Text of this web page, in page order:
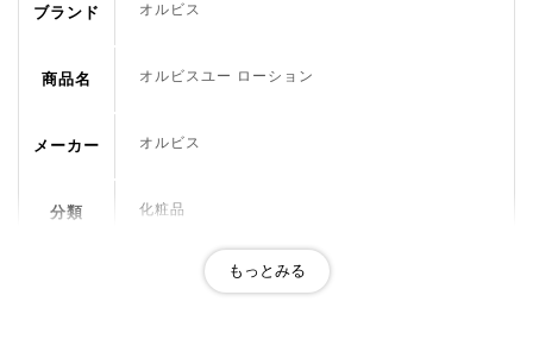
ブランド オルビス
商品名 オルビスユー ローション
メーカー オルビス
分類 化粧品
無着色、無香料、無鉱物油、界面活性剤不使用、